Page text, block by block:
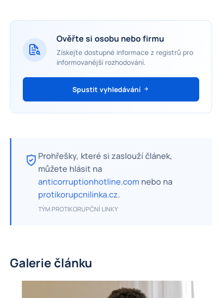
Ověřte si osobu nebo firmu
Získejte dostupné informace z registrů pro
informovanější rozhodování.
Spustit vyhledávání
Prohřešky, které si zaslouží článek,
můžete hlásit na
anticorruptionhotline.com nebo na
protikorupcnilinka.cz.
TÝM PROTIKORUPČNÍ LINKY
Galerie článku